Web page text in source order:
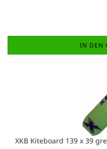
IN DEN
XKB Kiteboard 139 x 39